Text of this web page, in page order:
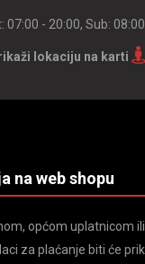
07:00 - 20:00, Sub:
lokaciju na karti
na web shopu
općom uplatnicom
za plaćanje biti će